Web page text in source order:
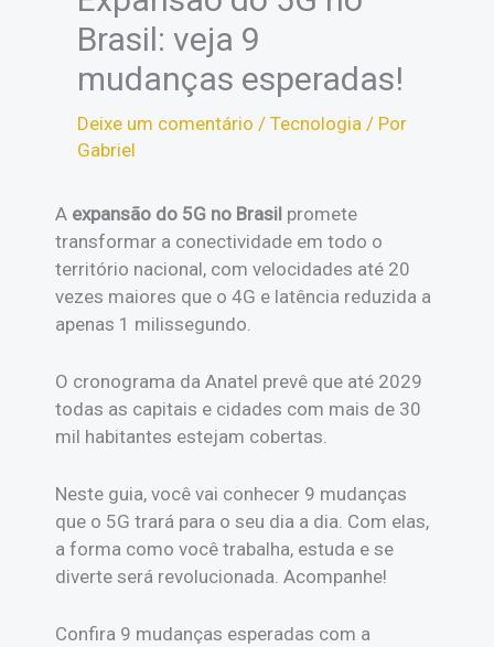
Brasil: veja 9
mudanças esperadas!
Deixe um comentário / Tecnologia / Por
Gabriel
A expansão do 5G no Brasil promete
transformar a conectividade em todo o
território nacional, com velocidades até 20
vezes maiores que o 4G e latência reduzida a
apenas 1 milissegundo.
O cronograma da Anatel prevê que até 2029
todas as capitais e cidades com mais de 30
mil habitantes estejam cobertas.
Neste guia, você vai conhecer 9 mudanças
que o 5G trará para o seu dia a dia. Com elas,
a forma como você trabalha, estuda e se
diverte será revolucionada. Acompanhe!
Confira 9 mudanças esperadas com a